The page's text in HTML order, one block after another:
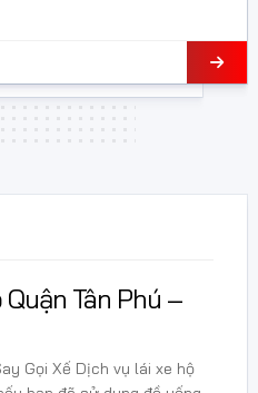
Tân Phú –
Gọi Xế Dịch vụ lái xe hộ